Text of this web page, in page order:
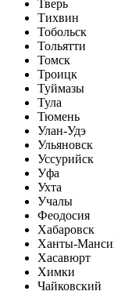
Тверь
Тихвин
Тобольск
Тольятти
Томск
Троицк
Туймазы
Тула
Тюмень
Улан-Удэ
Ульяновск
Уссурийск
Уфа
Ухта
Учалы
Феодосия
Хабаровск
Ханты-
Хасавюрт
Химки
Чайковский